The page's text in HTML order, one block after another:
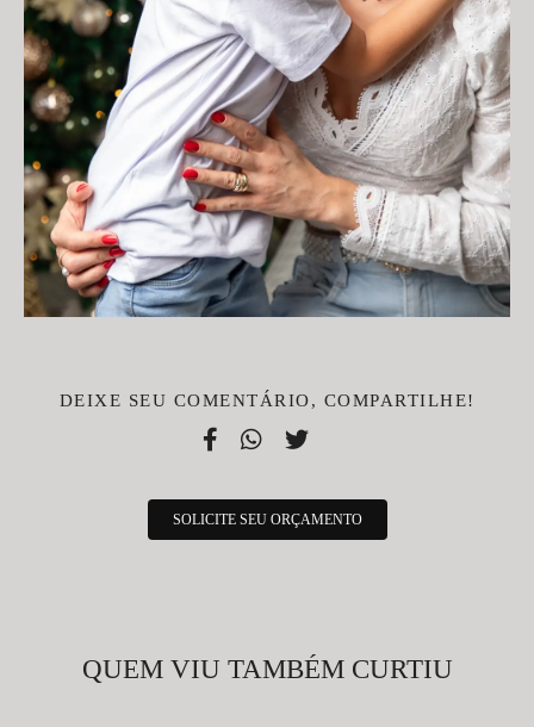
DEIXE SEU COMENTÁRIO, COMPARTILHE!
SOLICITE SEU ORÇAMENTO
QUEM VIU TAMBÉM CURTIU